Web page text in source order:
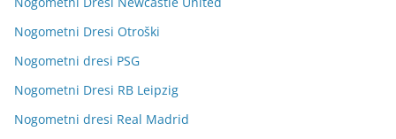
Nogometni Dresi Otroški
Nogometni dresi PSG
Nogometni Dresi RB Leipzig
Nogometni dresi Real Madrid